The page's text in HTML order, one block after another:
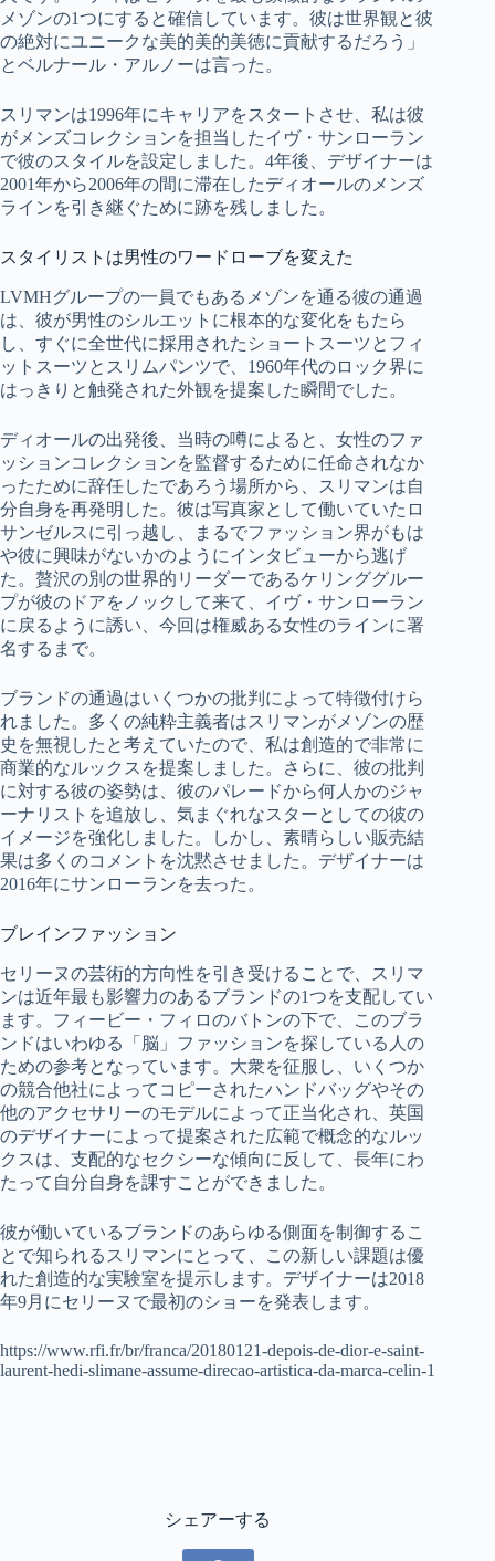
メゾンの1つにすると確信しています。彼は世界観と彼
の絶対にユニークな美的美的美徳に貢献するだろう」
とベルナール・アルノーは言った。
スリマンは1996年にキャリアをスタートさせ、私は彼
がメンズコレクションを担当したイヴ・サンローラン
で彼のスタイルを設定しました。4年後、デザイナーは
2001年から2006年の間に滞在したディオールのメンズ
ラインを引き継ぐために跡を残しました。
スタイリストは男性のワードローブを変えた
LVMHグループの一員でもあるメゾンを通る彼の通過
は、彼が男性のシルエットに根本的な変化をもたら
し、すぐに全世代に採用されたショートスーツとフィ
ットスーツとスリムパンツで、1960年代のロック界に
はっきりと触発された外観を提案した瞬間でした。
ディオールの出発後、当時の噂によると、女性のファ
ッションコレクションを監督するために任命されなか
ったために辞任したであろう場所から、スリマンは自
分自身を再発明した。彼は写真家として働いていたロ
サンゼルスに引っ越し、まるでファッション界がもは
や彼に興味がないかのようにインタビューから逃げ
た。贅沢の別の世界的リーダーであるケリンググルー
プが彼のドアをノックして来て、イヴ・サンローラン
に戻るように誘い、今回は権威ある女性のラインに署
名するまで。
ブランドの通過はいくつかの批判によって特徴付けら
れました。多くの純粋主義者はスリマンがメゾンの歴
史を無視したと考えていたので、私は創造的で非常に
商業的なルックスを提案しました。さらに、彼の批判
に対する彼の姿勢は、彼のパレードから何人かのジャ
ーナリストを追放し、気まぐれなスターとしての彼の
イメージを強化しました。しかし、素晴らしい販売結
果は多くのコメントを沈黙させました。デザイナーは
2016年にサンローランを去った。
ブレインファッション
セリーヌの芸術的方向性を引き受けることで、スリマ
ンは近年最も影響力のあるブランドの1つを支配してい
ます。フィービー・フィロのバトンの下で、このブラ
ンドはいわゆる「脳」ファッションを探している人の
ための参考となっています。大衆を征服し、いくつか
の競合他社によってコピーされたハンドバッグやその
他のアクセサリーのモデルによって正当化され、英国
のデザイナーによって提案された広範で概念的なルッ
クスは、支配的なセクシーな傾向に反して、長年にわ
たって自分自身を課すことができました。
彼が働いているブランドのあらゆる側面を制御するこ
とで知られるスリマンにとって、この新しい課題は優
れた創造的な実験室を提示します。デザイナーは2018
年9月にセリーヌで最初のショーを発表します。
https://www.rfi.fr/br/franca/20180121-depois-de-dior-e-saint-
laurent-hedi-slimane-assume-direcao-artistica-da-marca-celin-1
シェアーする